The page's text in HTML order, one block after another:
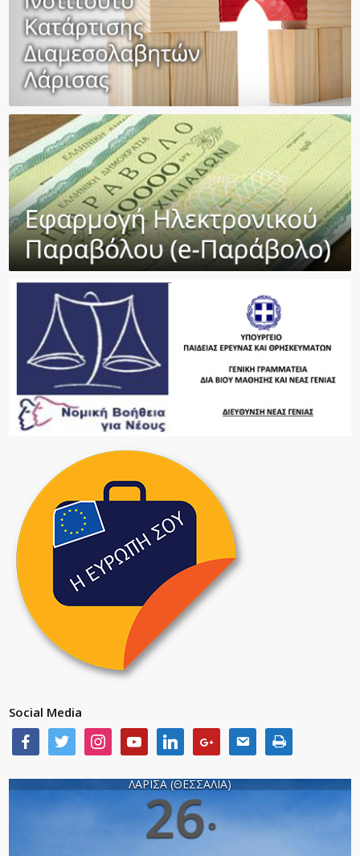
Social Media
ΛΑΡΙΣΑ (ΘΕΣΣΑΛΙΑ)
26°